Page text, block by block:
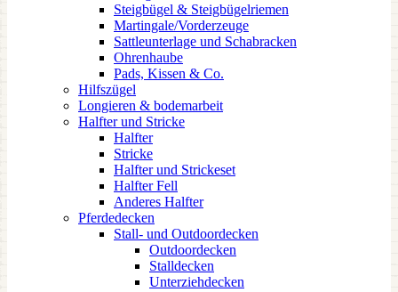
Steigbügel & Steigbügelriemen
Martingale/Vorderzeuge
Sattleunterlage und Schabracken
Ohrenhaube
Pads, Kissen & Co.
Hilfszügel
Longieren & bodemarbeit
Halfter und Stricke
Halfter
Stricke
Halfter und Strickeset
Halfter Fell
Anderes Halfter
Pferdedecken
Stall- und Outdoordecken
Outdoordecken
Stalldecken
Unterziehdecken